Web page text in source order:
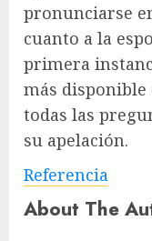
pronunciarse
cuanto a la
primera
más disponible
todas las
su apelación.
Referencia
About The